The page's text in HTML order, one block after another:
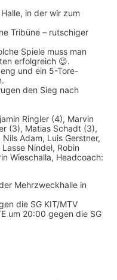
in der wir zum
Tribüne – rutschiger
Spiele muss man
erfolgreich 😉.
und ein 5-Tore-
den Sieg nach
Ringler (4), Marvin
(3), Matias Schadt (3),
Adam, Luis Gerstner,
Nindel, Robin
Wieschalla, Headcoach:
Mehrzweckhalle in
die SG KIT/MTV
um 20:00 gegen die SG